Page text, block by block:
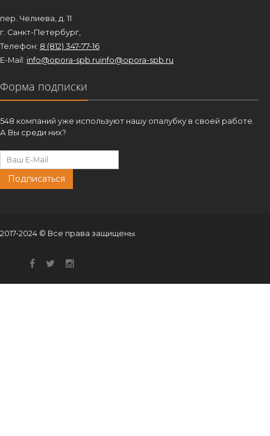
пер. Челиева, д. 11
г. Санкт-Петербург,
Телефон: 8 (812) 347-77-16
E-Mail: info@opora-spb.ruinfo@opora-spb.ru
Форма подписки
548 компаний уже используют нашу опалубку в своей работе.
А Вы среди них?
Подписаться
2017-2024 © Все права защищены.